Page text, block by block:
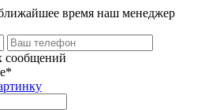
время наш менеджер
сообщений
*